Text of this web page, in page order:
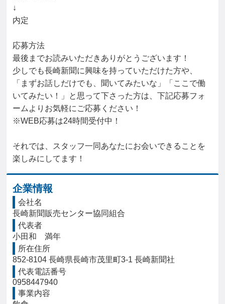
↓
内定
応募方法
最後までお読みいただきありがとうございます！
少しでも長崎新聞に興味を持っていただけた方や、
「まずお話しだけでも、聞いてみたいな」「ここで働
いてみたい！」と思って下さった方は、下記応募フォ
ームよりお気軽にご応募ください！
※WEB応募は24時間受付中！
それでは、スタッフ一同あなたにお会いできることを
楽しみにしてます！
企業情報
会社名
長崎新聞販売センター協同組合
代表者
小田和　満年
所在住所
852-8104 長崎県長崎市茂里町3-1 長崎新聞社
代表電話番号
0958447940
事業内容